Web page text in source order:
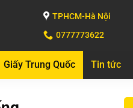
TPHCM-Hà Nội
0777773622
Giấy Trung Quốc Tin tức